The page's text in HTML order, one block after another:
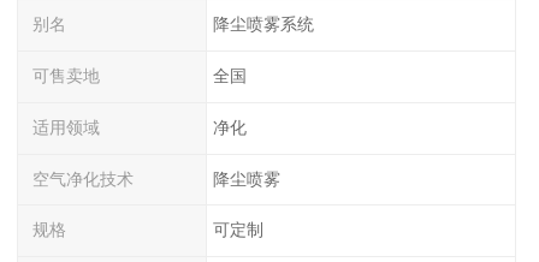
别名 降尘喷雾系统
可售卖地 全国
适用领域 净化
空气净化技术 降尘喷雾
规格 可定制